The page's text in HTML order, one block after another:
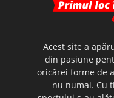
Acest site a
din pasiune
oricărei forme de
nu numai. Cu